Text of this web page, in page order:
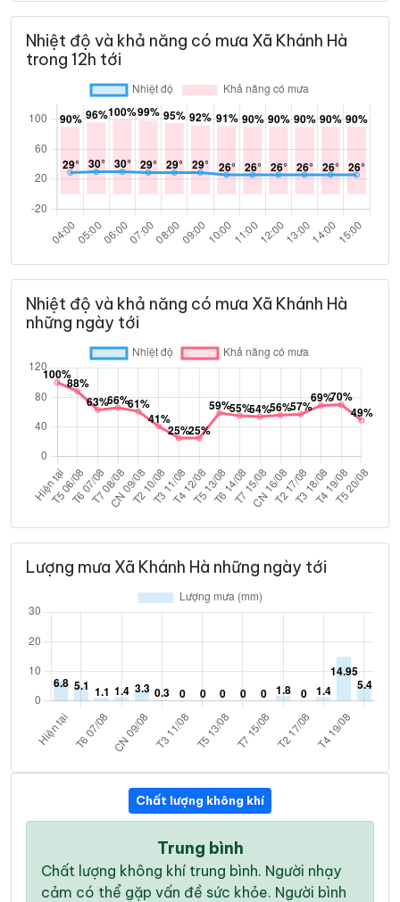
Nhiệt độ và khả năng có mưa Xã Khánh Hà
trong 12h tới
Nhiệt độ và khả năng có mưa Xã Khánh Hà
những ngày tới
Lượng mưa Xã Khánh Hà những ngày tới
Chất lượng không khí
Trung bình
Chất lượng không khí trung bình. Người nhạy
cảm có thể gặp vấn đề sức khỏe. Người bình